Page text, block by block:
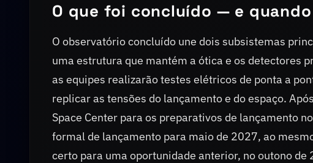
O que foi concluído — e
O observatório concluído une dois subsistemas
uma estrutura que mantém a ótica e os detectores
as equipes realizarão testes elétricos de ponta a
replicar as tensões do lançamento e do espaço.
Space Center para os preparativos de lançamento
formal de lançamento para maio de 2027, ao
certo para uma oportunidade anterior, no outono de